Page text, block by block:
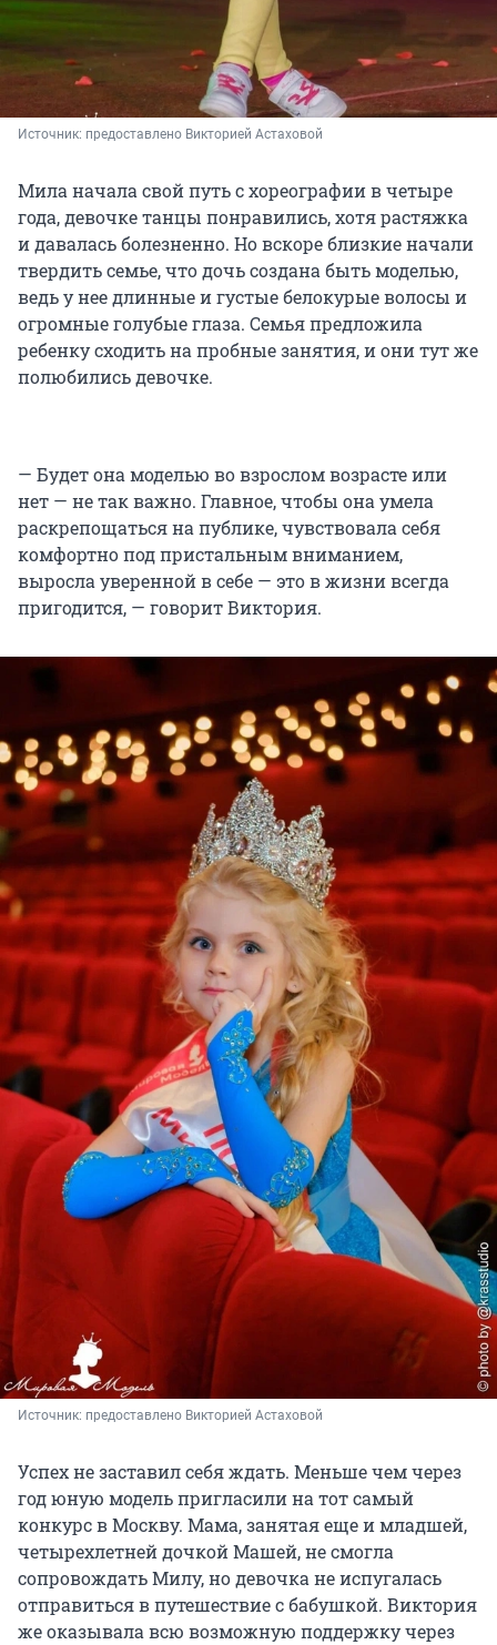
Источник: предоставлено Викторией Астаховой
Мила начала свой путь с хореографии в четыре
года, девочке танцы понравились, хотя растяжка
и давалась болезненно. Но вскоре близкие начали
твердить семье, что дочь создана быть моделью,
ведь у нее длинные и густые белокурые волосы и
огромные голубые глаза. Семья предложила
ребенку сходить на пробные занятия, и они тут же
полюбились девочке.
— Будет она моделью во взрослом возрасте или
нет — не так важно. Главное, чтобы она умела
раскрепощаться на публике, чувствовала себя
комфортно под пристальным вниманием,
выросла уверенной в себе — это в жизни всегда
пригодится, — говорит Виктория.
Источник: предоставлено Викторией Астаховой
Успех не заставил себя ждать. Меньше чем через
год юную модель пригласили на тот самый
конкурс в Москву. Мама, занятая еще и младшей,
четырехлетней дочкой Машей, не смогла
сопровождать Милу, но девочка не испугалась
отправиться в путешествие с бабушкой. Виктория
же оказывала всю возможную поддержку через